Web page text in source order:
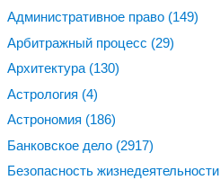
Административное право (149)
Арбитражный процесс (29)
Архитектура (130)
Астрология (4)
Астрономия (186)
Банковское дело (2917)
Безопасность жизнедеятельности